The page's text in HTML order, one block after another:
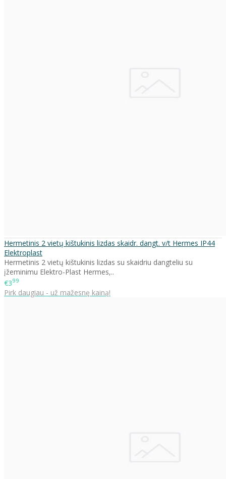
Hermetinis 2 vietų kištukinis lizdas skaidr. dangt. v/t Hermes IP44
Elektroplast
Hermetinis 2 vietų kištukinis lizdas su skaidriu dangteliu su
įžeminimu Elektro-Plast Hermes,..
€399
Pirk daugiau - už mažesnę kainą!